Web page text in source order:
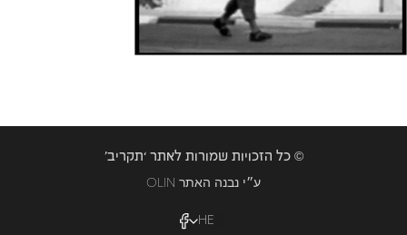
© כל הזכויות שמורות לאתר ‘תקריב’
OLIN ע״י נבנה האתר
HE